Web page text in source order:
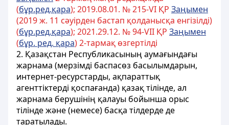
(бұр.ред.қара); 2019.08.01. № 215-VІ ҚР Заңымен
(2019 ж. 11 сәуірден бастап қолданысқа енгізілді)
(бұр.ред.қара); 2021.29.12. № 94-VII ҚР Заңымен
(бұр. ред. қара) 2-тармақ өзгертілді
2. Қазақстан Республикасының аумағындағы
жарнама (мерзімді баспасөз басылымдарын,
интернет-ресурстарды, ақпараттық
агенттіктерді қоспағанда) қазақ тілінде, ал
жарнама берушінің қалауы бойынша орыс
тілінде және (немесе) басқа тілдерде де
таратылады.